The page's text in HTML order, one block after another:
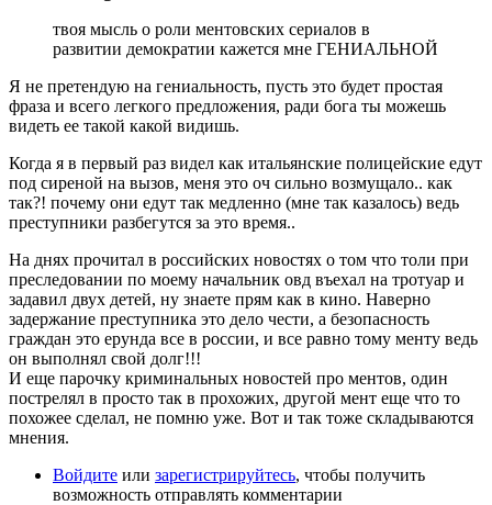
твоя мысль о роли ментовских сериалов в
развитии демократии кажется мне ГЕНИАЛЬНОЙ
Я не претендую на гениальность, пусть это будет простая
фраза и всего легкого предложения, ради бога ты можешь
видеть ее такой какой видишь.
Когда я в первый раз видел как итальянские полицейские едут
под сиреной на вызов, меня это оч сильно возмущало.. как
так?! почему они едут так медленно (мне так казалось) ведь
преступники разбегутся за это время..
На днях прочитал в российских новостях о том что толи при
преследовании по моему начальник овд въехал на тротуар и
задавил двух детей, ну знаете прям как в кино. Наверно
задержание преступника это дело чести, а безопасность
граждан это ерунда все в россии, и все равно тому менту ведь
он выполнял свой долг!!!
И еще парочку криминальных новостей про ментов, один
пострелял в просто так в прохожих, другой мент еще что то
похожее сделал, не помню уже. Вот и так тоже складываются
мнения.
Войдите или зарегистрируйтесь, чтобы получить
возможность отправлять комментарии